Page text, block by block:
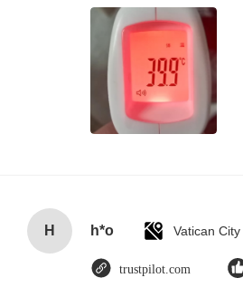
H h*o
trustpilot.com